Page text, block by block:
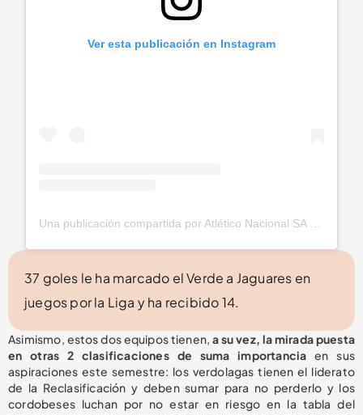
Ver esta publicación en Instagram
37 goles le ha marcado el Verde a Jaguares en
juegos por la Liga y ha recibido 14.
Asimismo, estos dos equipos tienen, a su vez, la mirada puesta
en otras 2 clasificaciones de suma importancia en sus
aspiraciones este semestre: los verdolagas tienen el liderato
de la Reclasificación y deben sumar para no perderlo y los
cordobeses luchan por no estar en riesgo en la tabla del